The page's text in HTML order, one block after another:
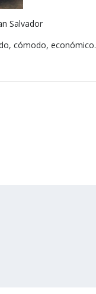
Salvador
cómodo, económico.